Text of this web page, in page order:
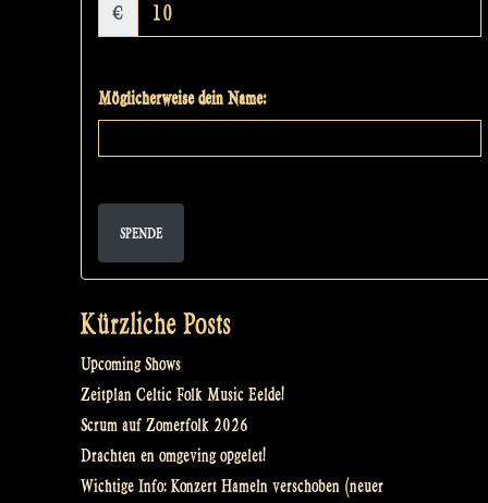
€
Möglicherweise dein Name:
SPENDE
Kürzliche Posts
Upcoming Shows
Zeitplan Celtic Folk Music Eelde!
Scrum auf Zomerfolk 2026
Drachten en omgeving opgelet!
Wichtige Info: Konzert Hameln verschoben (neuer